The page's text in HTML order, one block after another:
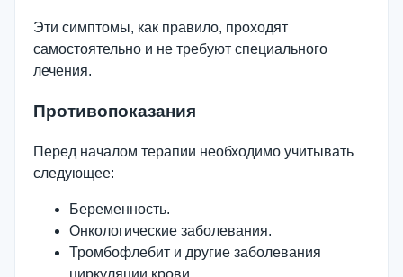
Эти симптомы, как правило, проходят
самостоятельно и не требуют специального
лечения.
Противопоказания
Перед началом терапии необходимо учитывать
следующее:
Беременность.
Онкологические заболевания.
Тромбофлебит и другие заболевания